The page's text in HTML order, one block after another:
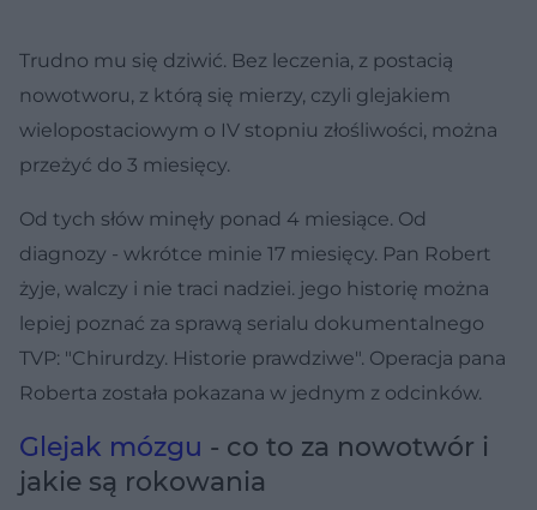
Trudno mu się dziwić. Bez leczenia, z postacią
nowotworu, z którą się mierzy, czyli glejakiem
wielopostaciowym o IV stopniu złośliwości, można
przeżyć do 3 miesięcy.
Od tych słów minęły ponad 4 miesiące. Od
diagnozy - wkrótce minie 17 miesięcy. Pan Robert
żyje, walczy i nie traci nadziei. jego historię można
lepiej poznać za sprawą serialu dokumentalnego
TVP: "Chirurdzy. Historie prawdziwe". Operacja pana
Roberta została pokazana w jednym z odcinków.
Glejak mózgu - co to za nowotwór i
jakie są rokowania